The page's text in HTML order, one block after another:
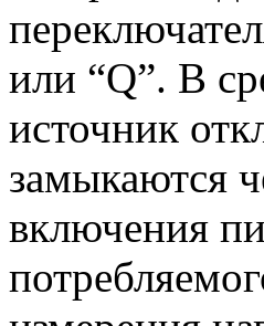
или “Q”. В
источник
замыкаются
включения